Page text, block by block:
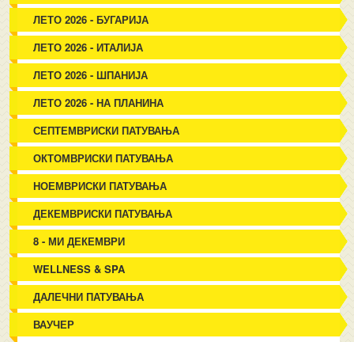
ЛЕТО 2026 - БУГАРИЈА
ЛЕТО 2026 - ИТАЛИЈА
ЛЕТО 2026 - ШПАНИЈА
ЛЕТО 2026 - НА ПЛАНИНА
СЕПТЕМВРИСКИ ПАТУВАЊА
ОКТОМВРИСКИ ПАТУВАЊА
НОЕМВРИСКИ ПАТУВАЊА
ДЕКЕМВРИСКИ ПАТУВАЊА
8 - МИ ДЕКЕМВРИ
WELLNESS & SPA
ДАЛЕЧНИ ПАТУВАЊА
ВАУЧЕР